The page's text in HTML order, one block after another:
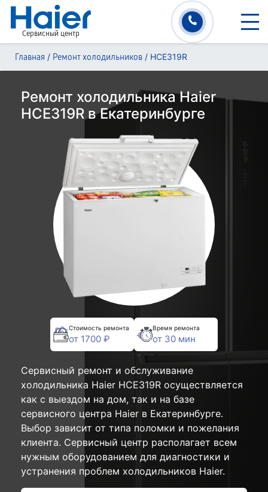
Сервисный центр
Главная / Ремонт холодильников / HCE319R
Ремонт холодильника Haier
HCE319R в Екатеринбурге
Стоимость ремонта
от 1700 ₽
Время ремонта
от 30 мин
Сервисный ремонт и обслуживание
холодильника Haier HCE319R осуществляется
как с выездом на дом, так и на базе
сервисного центра Haier в Екатеринбурге.
Выбор зависит от типа поломки и пожелания
клиента. Сервисный центр располагает всем
нужным оборудованием для диагностики и
устранения проблем холодильников Haier.